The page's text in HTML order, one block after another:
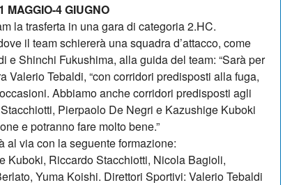
MAGGIO-4 GIUGNO
la trasferta in una gara di categoria 2.HC.
il team schiererà una squadra d’attacco, come
e Shinchi Fukushima, alla guida del team: “Sarà per
Valerio Tebaldi, “con corridori predisposti alla fuga,
Abbiamo anche corridori predisposti agli
Pierpaolo De Negri e Kazushige Kuboki
e potranno fare molto bene.”
al via con la seguente formazione:
Kuboki, Riccardo Stacchiotti, Nicola Bagioli,
Yuma Koishi. Direttori Sportivi: Valerio Tebaldi